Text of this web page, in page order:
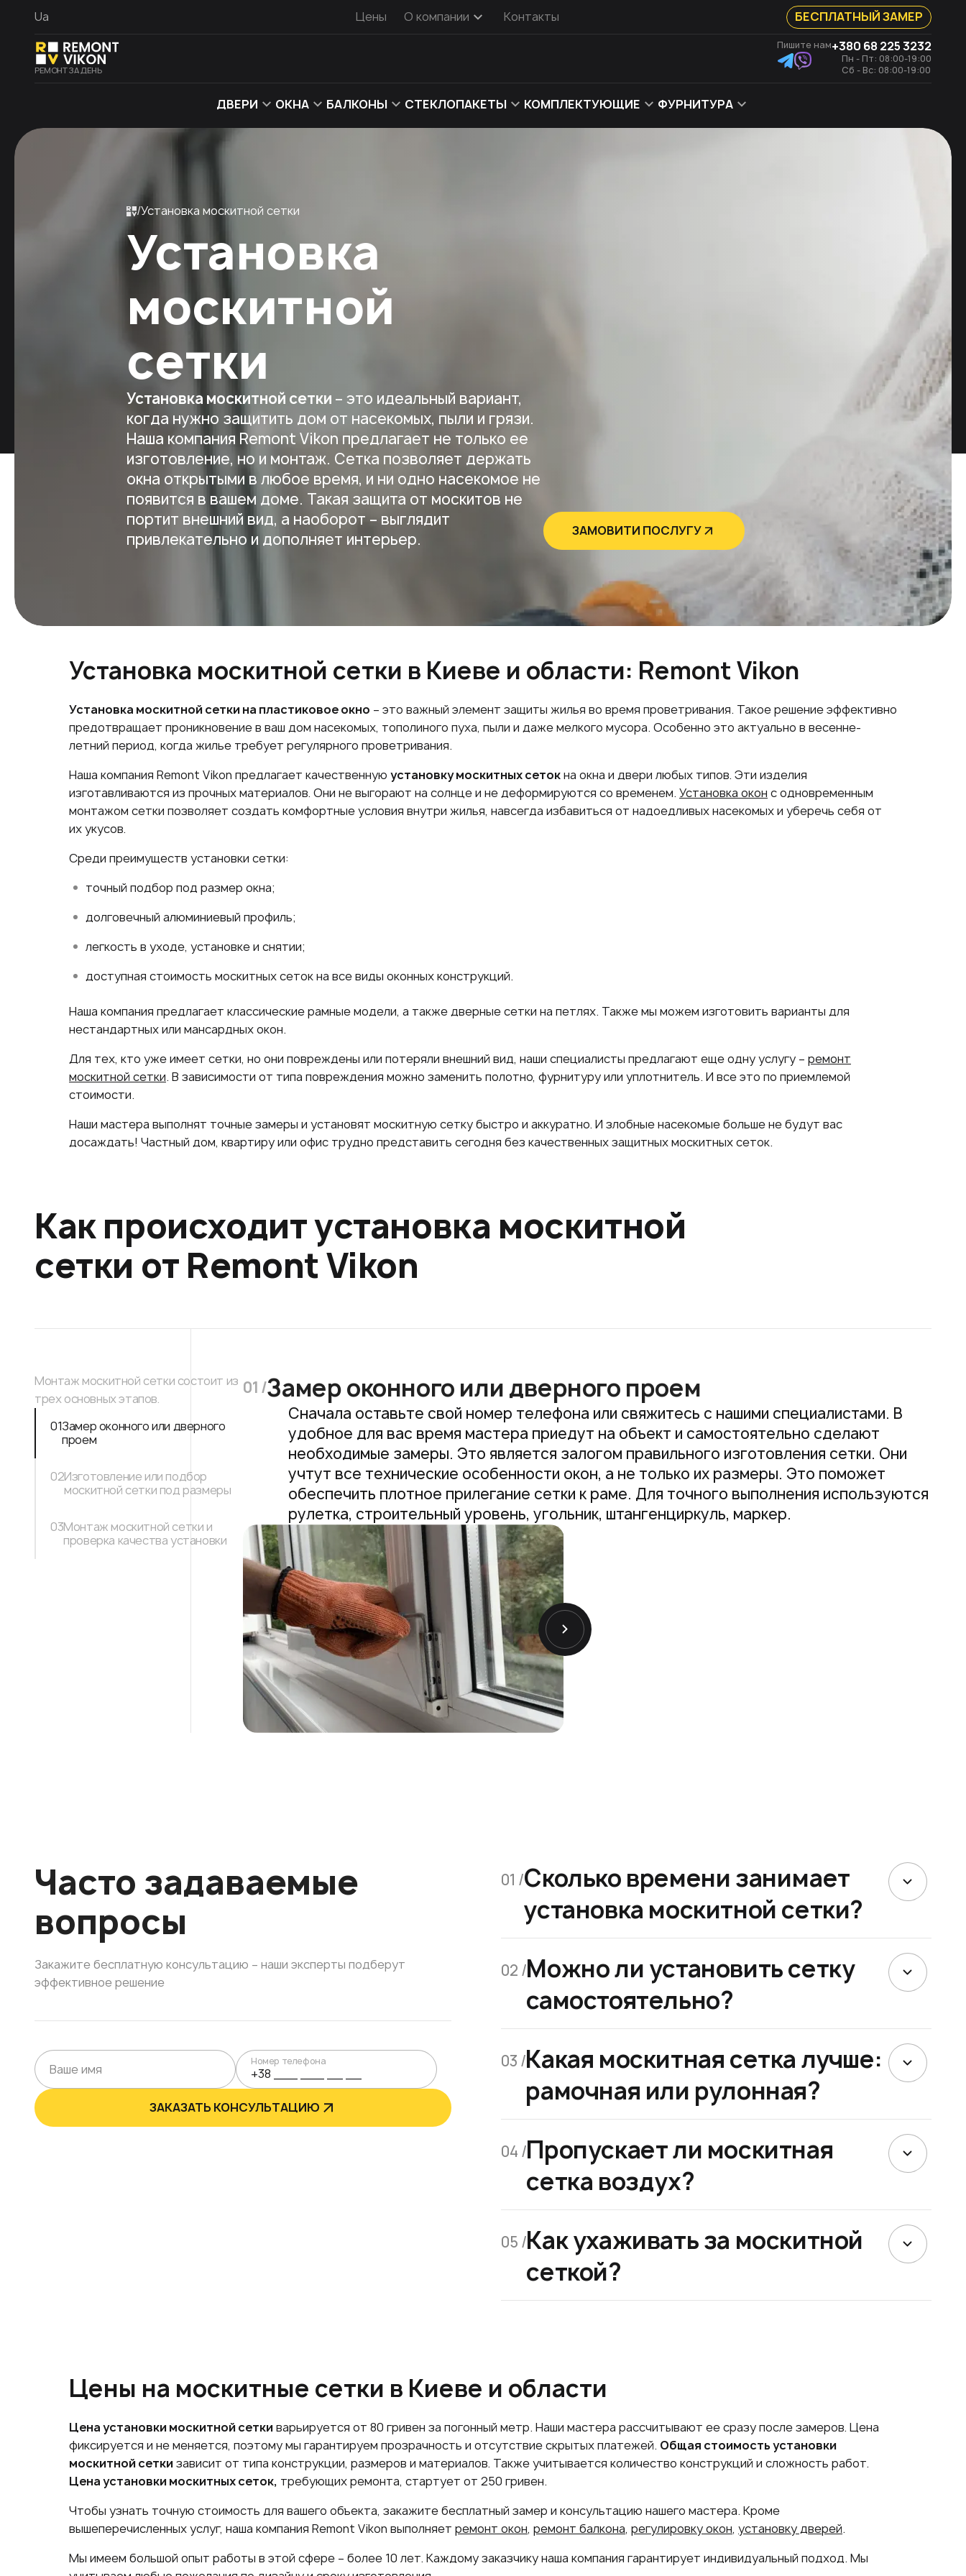
Ua Цены О компании Контакты БЕСПЛАТНЫЙ ЗАМЕР
РЕМОНТ ЗА ДЕНЬ
Пишите нам+380 68 225 3232
Пн - Пт: 08:00-19:00
Сб - Вс: 08:00-19:00
ДВЕРИ ОКНА БАЛКОНЫ СТЕКЛОПАКЕТЫ КОМПЛЕКТУЮЩИЕ ФУРНИТУРА
Установка москитной сетки
Установка
москитной
сетки
Установка москитной сетки – это идеальный вариант,
когда нужно защитить дом от насекомых, пыли и грязи.
Наша компания Remont Vikon предлагает не только ее
изготовление, но и монтаж. Сетка позволяет держать
окна открытыми в любое время, и ни одно насекомое не
появится в вашем доме. Такая защита от москитов не
портит внешний вид, а наоборот – выглядит
привлекательно и дополняет интерьер.
ЗАМОВИТИ ПОСЛУГУ
Установка москитной сетки в Киеве и области: Remont Vikon
Установка москитной сетки на пластиковое окно – это важный элемент защиты жилья во время проветривания. Такое решение эффективно
предотвращает проникновение в ваш дом насекомых, тополиного пуха, пыли и даже мелкого мусора. Особенно это актуально в весенне-
летний период, когда жилье требует регулярного проветривания.
Наша компания Remont Vikon предлагает качественную установку москитных сетокна окна и двери любых типов. Эти изделия
изготавливаются из прочных материалов. Они не выгорают на солнце и не деформируются со временем. Установка окон с одновременным
монтажом сетки позволяет создать комфортные условия внутри жилья, навсегда избавиться от надоедливых насекомых и уберечь себя от
их укусов.
Среди преимуществ установки сетки:
точный подбор под размер окна;
долговечный алюминиевый профиль;
легкость в уходе, установке и снятии;
доступная стоимость москитных сеток на все виды оконных конструкций.
Наша компания предлагает классические рамные модели, а также дверные сетки на петлях. Также мы можем изготовить варианты для
нестандартных или мансардных окон.
Для тех, кто уже имеет сетки, но они повреждены или потеряли внешний вид, наши специалисты предлагают еще одну услугу – ремонт
москитной сетки. В зависимости от типа повреждения можно заменить полотно, фурнитуру или уплотнитель. И все это по приемлемой
стоимости.
Наши мастера выполнят точные замеры и установят москитную сетку быстро и аккуратно. И злобные насекомые больше не будут вас
досаждать! Частный дом, квартиру или офис трудно представить сегодня без качественных защитных москитных сеток.
Как происходит установка москитной
сетки от Remont Vikon
Монтаж москитной сетки состоит из
трех основных этапов.
01Замер оконного или дверного
проем
02Изготовление или подбор
москитной сетки под размеры
03Монтаж москитной сетки и
проверка качества установки
01 /Замер оконного или дверного проем
Сначала оставьте свой номер телефона или свяжитесь с нашими специалистами. В
удобное для вас время мастера приедут на объект и самостоятельно сделают
необходимые замеры. Это является залогом правильного изготовления сетки. Они
учтут все технические особенности окон, а не только их размеры. Это поможет
обеспечить плотное прилегание сетки к раме. Для точного выполнения используются
рулетка, строительный уровень, угольник, штангенциркуль, маркер.
Часто задаваемые
вопросы
01 /Сколько времени занимает
установка москитной сетки?
02 /Можно ли установить сетку
самостоятельно?
03 /Какая москитная сетка лучше:
рамочная или рулонная?
04 /Пропускает ли москитная
сетка воздух?
05 /Как ухаживать за москитной
сеткой?
Закажите бесплатную консультацию – наши эксперты подберут
эффективное решение
Номер телефона
ЗАКАЗАТЬ КОНСУЛЬТАЦИЮ
Цены на москитные сетки в Киеве и области
Цена установки москитной сеткиварьируется от 80 гривен за погонный метр. Наши мастера рассчитывают ее сразу после замеров. Цена
фиксируется и не меняется, поэтому мы гарантируем прозрачность и отсутствие скрытых платежей. Общая стоимость установки
москитной сеткизависит от типа конструкции, размеров и материалов. Также учитывается количество конструкций и сложность работ.
Цена установки москитных сеток, требующих ремонта, стартует от 250 гривен.
Чтобы узнать точную стоимость для вашего объекта, закажите бесплатный замер и консультацию нашего мастера. Кроме
вышеперечисленных услуг, наша компания Remont Vikon выполняет ремонт окон, ремонт балкона, регулировку окон, установку дверей.
Мы имеем большой опыт работы в этой сфере – более 10 лет. Каждому заказчику наша компания гарантирует индивидуальный подход. Мы